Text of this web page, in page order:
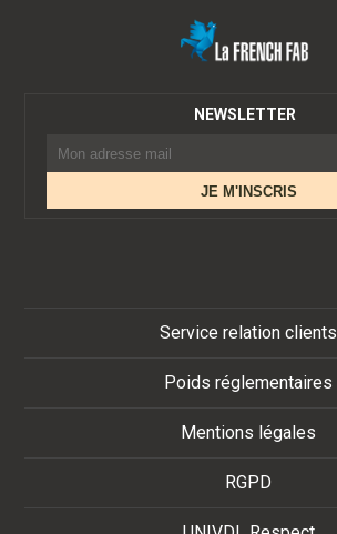
NEWSLETTER
Service relation clients
Poids réglementaires
Mentions légales
RGPD